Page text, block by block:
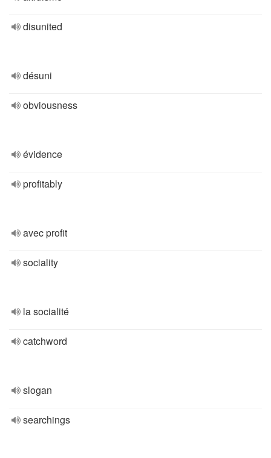
disunited
désuni
obviousness
évidence
profitably
avec profit
sociality
la socialité
catchword
slogan
searchings